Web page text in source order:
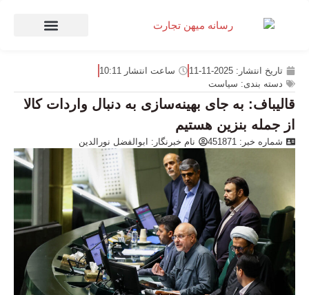
تاریخ انتشار: 2025-11-11 ساعت انتشار 10:11
دسته بندی: سیاست
قالیباف: به جای بهینه‌سازی به دنبال واردات کالا
از جمله بنزین هستیم
شماره خبر: 451871 نام خبرنگار: ابوالفضل نورالدین